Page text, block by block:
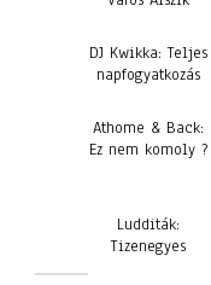
DJ Kwikka: Teljes
napfogyatkozás
Athome & Back:
Ez nem komoly ?
Ludditák:
Tizenegyes